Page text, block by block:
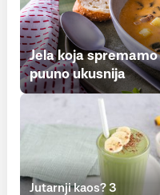
Jela koja
puuno ukusnija
Jutarnji kaos? 3